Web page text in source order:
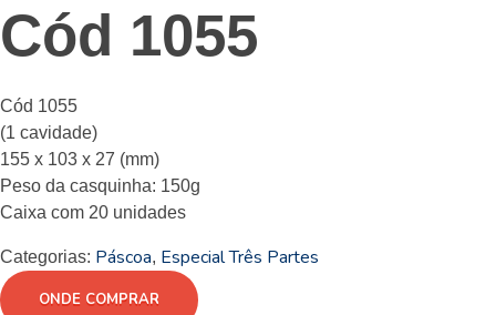
Cód 1055
Cód 1055
(1 cavidade)
155 x 103 x 27 (mm)
Peso da casquinha: 150g
Caixa com 20 unidades
Categorias: Páscoa, Especial Três Partes
ONDE COMPRAR